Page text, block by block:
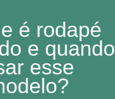
é rodapé
e quando
esse